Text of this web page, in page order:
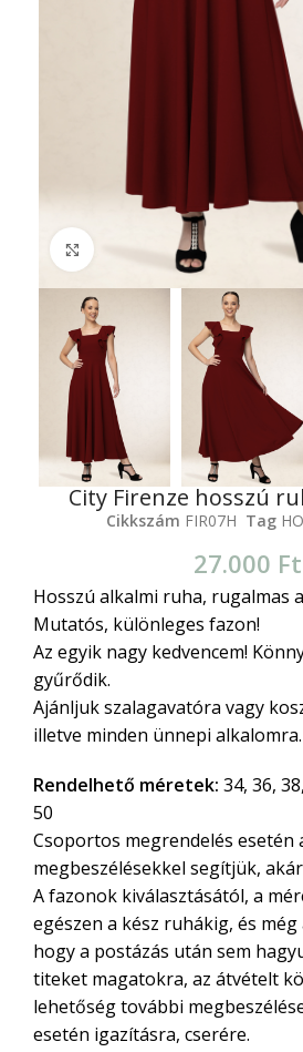
Click to enlarge
City Firenze hosszú
Cikkszám FIR07H Tag
27.000 Ft
Hosszú alkalmi ruha, rugalmas
Mutatós, különleges fazon!
Az egyik nagy kedvencem!
gyűrődik.
Ajánljuk szalagavatóra vagy
illetve minden ünnepi alkalomra.
Rendelhető méretek: 34, 36,
50
Csoportos megrendelés
megbeszélésekkel segítjük,
A fazonok kiválasztásától, a
egészen a kész ruhákig, és
hogy a postázás után sem
titeket magatokra, az átvételt
lehetőség további
esetén igazításra, cserére.